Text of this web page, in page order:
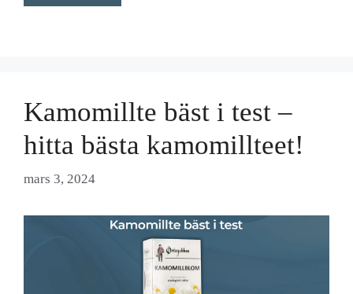
Kamomillte bäst i test –
hitta bästa kamomillteet!
mars 3, 2024